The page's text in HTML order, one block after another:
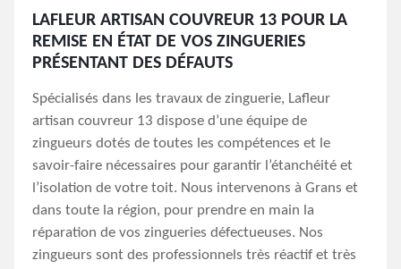
LAFLEUR ARTISAN COUVREUR 13 POUR LA
REMISE EN ÉTAT DE VOS ZINGUERIES
PRÉSENTANT DES DÉFAUTS
Spécialisés dans les travaux de zinguerie, Lafleur
artisan couvreur 13 dispose d’une équipe de
zingueurs dotés de toutes les compétences et le
savoir-faire nécessaires pour garantir l’étanchéité et
l’isolation de votre toit. Nous intervenons à Grans et
dans toute la région, pour prendre en main la
réparation de vos zingueries défectueuses. Nos
zingueurs sont des professionnels très réactif et très